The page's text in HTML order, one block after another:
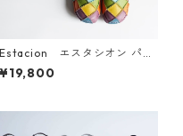
Estacion エスタシオン パッ
チワークレザーサボサンダル t
ge025-1a
¥19,800